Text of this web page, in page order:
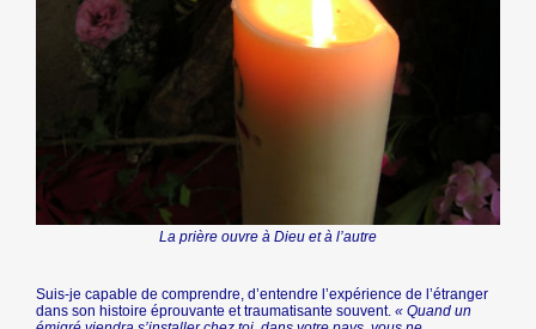
La prière ouvre à Dieu et à l’autre
Suis-je capable de comprendre, d’entendre l’expérience de l’étranger
dans son histoire éprouvante et traumatisante souvent.« Quand un